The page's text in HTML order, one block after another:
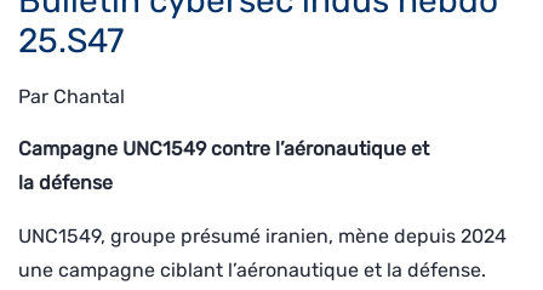
25.S47
Par Chantal
Campagne UNC1549 contre l’aéronautique et
la défense
UNC1549, groupe présumé iranien, mène depuis 2024
une campagne ciblant l’aéronautique et la défense.